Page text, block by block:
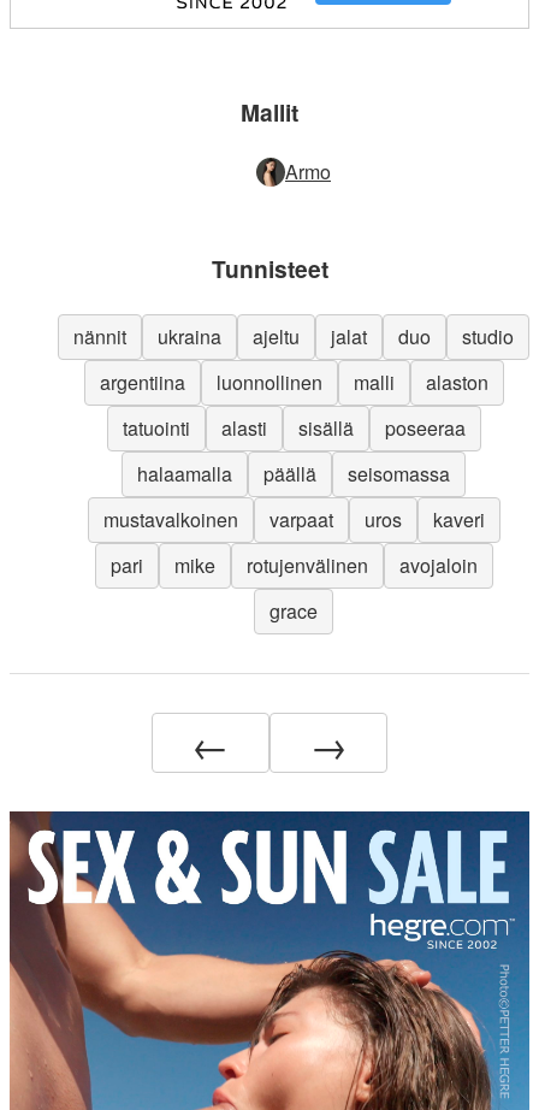
Mallit
Armo
Tunnisteet
nännit ukraina ajeltu jalat duo
studio
argentiina
luonnollinen malli
alaston
tatuointi
alasti sisällä
poseeraa
halaamalla
päällä
seisomassa
mustavalkoinen
varpaat uros
kaveri
pari
mike rotujenvälinen
avojaloin
grace
← →